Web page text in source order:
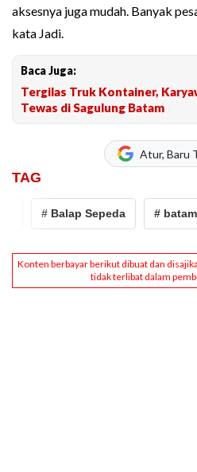
aksesnya juga mudah. Banyak
kata Jadi.
Baca Juga:
Tergilas Truk Kontainer,
Tewas di Sagulung Batam
Atur, Baru
TAG
# Balap Sepeda # batam